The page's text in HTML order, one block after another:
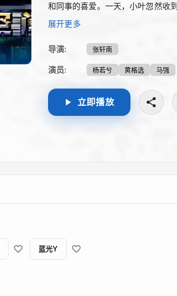
和同事的喜爱。一天，小叶忽然收
和所有读者做朋友的报道之后决定
中开枪杀人，从此漂泊在外多年。
望通过自己的努力让陈伟航悬崖勒
陈伟航到公安机关投案自首。陈伟
正确的道路。 陈伟航投案自首，尽
样的朋友感激之情溢于言表，唯有
造型上也要“避俗”。片中以记者
展开更多
导演: 张轩南
演员: 杨若兮 黄格选 马强
立即播放
蓝光Y